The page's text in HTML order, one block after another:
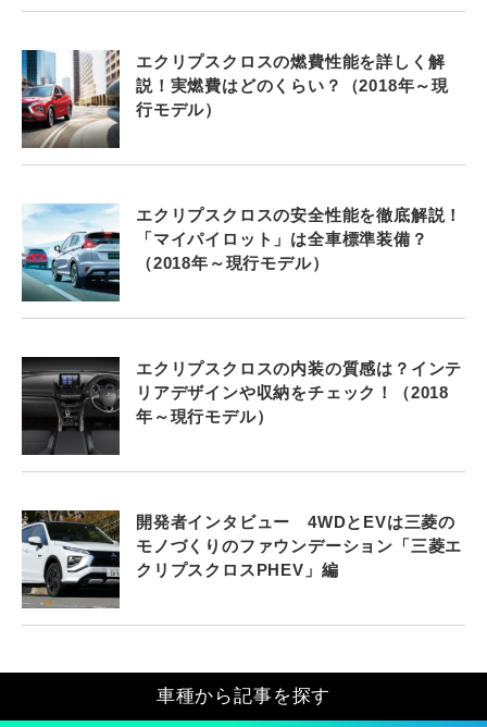
エクリプスクロスの燃費性能を詳しく解
説！実燃費はどのくらい？（2018年～現
行モデル）
エクリプスクロスの安全性能を徹底解説！
「マイパイロット」は全車標準装備？
（2018年～現行モデル）
エクリプスクロスの内装の質感は？インテ
リアデザインや収納をチェック！（2018
年～現行モデル）
開発者インタビュー 4WDとEVは三菱の
モノづくりのファウンデーション「三菱エ
クリプスクロスPHEV」編
車種から記事を探す